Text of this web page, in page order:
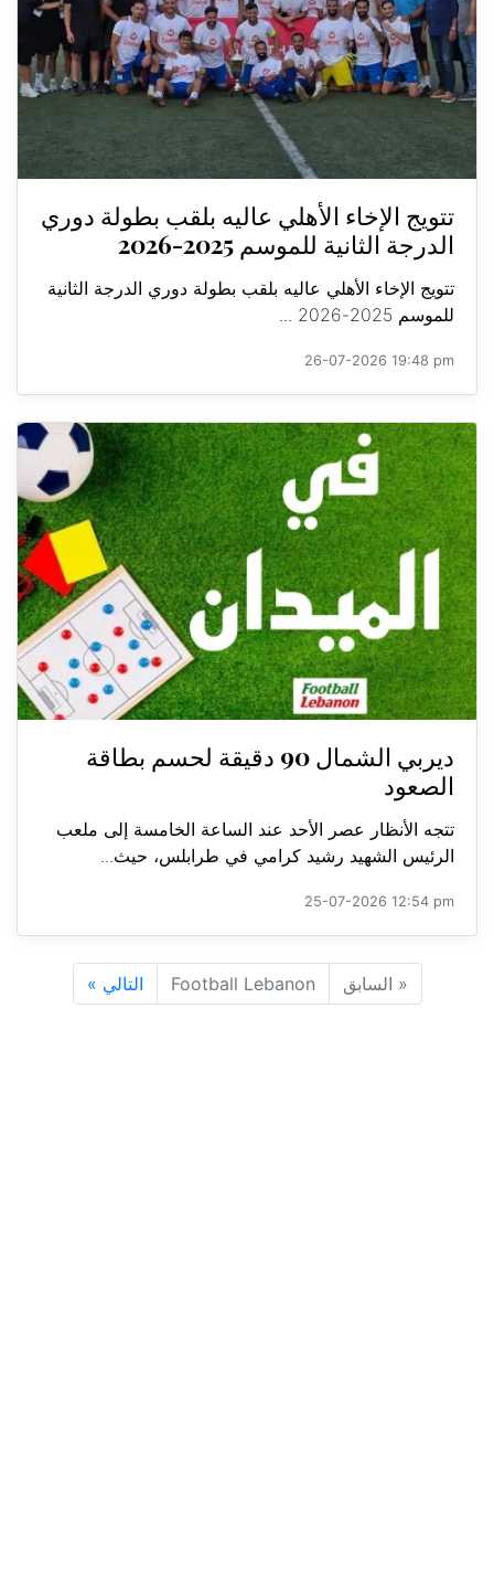
تتويج الإخاء الأهلي عاليه بلقب بطولة دوري
الدرجة الثانية للموسم 2025-2026
تتويج الإخاء الأهلي عاليه بلقب بطولة دوري الدرجة الثانية
للموسم 2025-2026 ...
26-07-2026 19:48 pm
ديربي الشمال 90 دقيقة لحسم بطاقة
الصعود
تتجه الأنظار عصر الأحد عند الساعة الخامسة إلى ملعب
الرئيس الشهيد رشيد كرامي في طرابلس، حيث...
25-07-2026 12:54 pm
« السابق Football Lebanon التالي »